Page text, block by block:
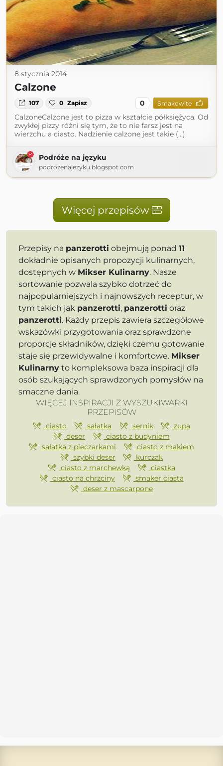
8 stycznia 2014
Calzone
107 0 Zapisz 0 Smakowite
CalzoneCalzone jest to pizza w kształcie półksiężyca. Od
zwykłej pizzy różni się tym, że to nie farsz jest na
wierzchu a ciasto. Nadzienie calzone jest takie (...)
Podróże na języku
podrozenajezyku.blogspot.com
Więcej przepisów
Przepisy na panzerotti obejmują ponad 11
dokładnie opisanych propozycji kulinarnych,
dostępnych w Mikser Kulinarny. Nasze
sortowanie pozwala szybko dotrzeć do
najpopularniejszych i najnowszych receptur, w
tym takich jak panzerotti, panzerotti oraz
panzerotti. Każdy przepis zawiera szczegółowe
wskazówki przygotowania oraz sprawdzone
proporcje składników, dzięki czemu gotowanie
staje się przewidywalne i komfortowe. Mikser
Kulinarny to kompleksowa baza inspiracji dla
osób szukających sprawdzonych pomysłów na
smaczne dania.
WIĘCEJ INSPIRACJI Z WYSZUKIWARKI
PRZEPISÓW
ciasto sałatka sernik
zupa
deser
ciasto z budyniem
sałatka z pieczarkami
ciasto z makiem
szybki deser
kurczak
ciasto z marchewką
ciastka
ciasto na chrzciny
smaker ciasta
deser z mascarpone